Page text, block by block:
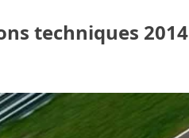
techniques 2014